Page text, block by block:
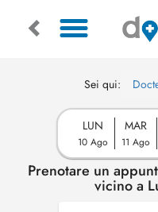
Sei qui:
LUN
10 Ago
MAR
11 Ago
Prenotare un
vicino a